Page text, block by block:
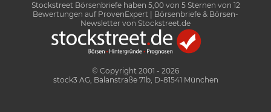
Stockstreet Börsenbriefe haben 5,00von 5Sternen von 12
Bewertungen auf ProvenExpert
| Börsenbriefe & Börsen-
Newsletter von Stockstreet.de
© Copyright 2001 - 2026
stock3 AG, Balanstraße 71b, D-81541 München